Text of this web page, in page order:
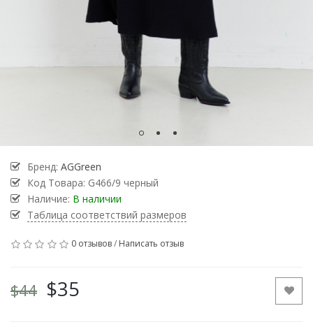
Бренд: AGGreen
Код Товара: G466/9 черный
Наличие: В наличии
Таблица соответствий размеров
0 отзывов/ Написать отзыв
$44 $35